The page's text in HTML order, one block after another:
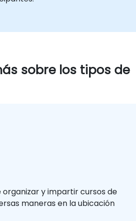
sobre los tipos de
organizar y impartir cursos de
maneras en la ubicación